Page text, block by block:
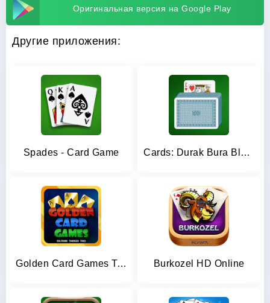
Оригинальная версия на Google Play
Другие приложения:
Spades - Card Game Cards: Durak Bura Blackjack
Golden Card Games Tarneeb Trix Burkozel HD Online